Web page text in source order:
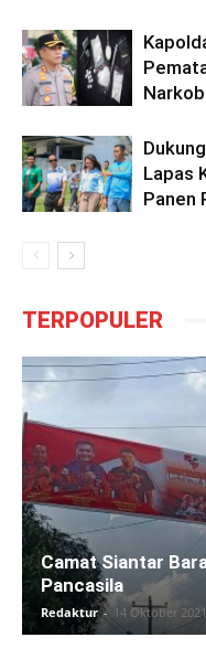
Lapas
Panen
TERPOPULER
Camat Siantar
Pancasila
Redaktur - 14 Oktober 2021